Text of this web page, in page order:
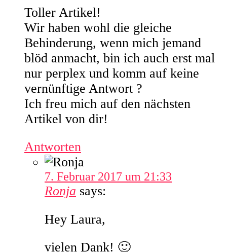
Toller Artikel!
Wir haben wohl die gleiche
Behinderung, wenn mich jemand
blöd anmacht, bin ich auch erst mal
nur perplex und komm auf keine
vernünftige Antwort ?
Ich freu mich auf den nächsten
Artikel von dir!
Antworten
7. Februar 2017 um 21:33
Ronja says:
Hey Laura,
vielen Dank! 🙂